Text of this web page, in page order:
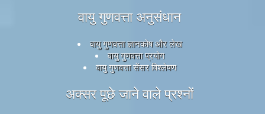
वायु गुणवत्ता अनुसंधान
वायु गुणवत्ता ज्ञानकोष और लेख
वायु गुणवत्ता प्रयोग
वायु गुणवत्ता सेंसर विश्लेषण
अक्सर पूछे जाने वाले प्रश्नों